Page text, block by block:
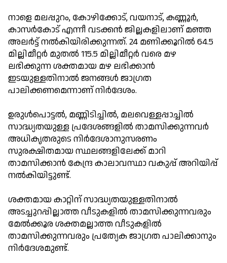
നാളെ മലപ്പുറം, കോഴിക്കോട്, വയനാട്, കണ്ണൂർ,
കാസർകോട് എന്നീ വടക്കൻ ജില്ലകളിലാണ് മഞ്ഞ
അലർട്ട് നല്‍കിയിരിക്കുന്നത്. 24 മണിക്കൂറില്‍ 64.5
മില്ലിമീറ്റർ മുതല്‍ 115.5 മില്ലിമീറ്റർ വരെ മഴ
ലഭിക്കുന്ന ശക്തമായ മഴ ലഭിക്കാൻ
ഇടയുള്ളതിനാല്‍ ജനങ്ങള്‍ ജാഗ്രത
പാലിക്കണമെന്നാണ് നിർദേശം.
ഉരുള്‍പൊട്ടല്‍, മണ്ണിടിച്ചില്‍, മലവെള്ളപ്പാച്ചില്‍
സാദ്ധ്യതയുള്ള പ്രദേശങ്ങളില്‍ താമസിക്കുന്നവർ
അധികൃതരുടെ നിർദേശാനുസരണം
സുരക്ഷിതമായ സ്ഥലങ്ങളിലേക്ക് മാറി
താമസിക്കാൻ കേന്ദ്ര കാലാവസ്ഥാ വകുപ്പ് അറിയിപ്പ്
നല്‍കിയിട്ടുണ്ട്.
ശക്തമായ കാറ്റിന് സാദ്ധ്യതയുള്ളതിനാല്‍
അടച്ചുറപ്പില്ലാത്ത വീടുകളില്‍ താമസിക്കുന്നവരും
മേല്‍ക്കൂര ശക്തമല്ലാത്ത വീടുകളില്‍
താമസിക്കുന്നവരും പ്രത്യേക ജാഗ്രത പാലിക്കാനും
നിർദേശമുണ്ട്.